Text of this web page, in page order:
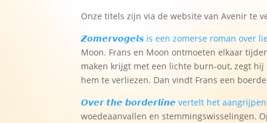
Onze titels zijn via de website van Avenir te
𝙕𝙤𝙢𝙚𝙧𝙫𝙤𝙜𝙚𝙡𝙨 is een zomerse roman over
Moon. Frans en Moon ontmoeten elkaar
maken krijgt met een lichte burn-out, zegt
hem te verliezen. Dan vindt Frans een
𝙊𝙫𝙚𝙧 𝙩𝙝𝙚 𝙗𝙤𝙧𝙙𝙚𝙧𝙡𝙞𝙣𝙚 vertelt het
woedeaanvallen en stemmingswisselingen.